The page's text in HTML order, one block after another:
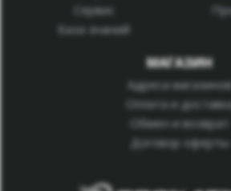
Сервис
База знаний
МАГАЗИН
Адреса магазинов
Оплата и
Обмен и возврат
Договор оферты